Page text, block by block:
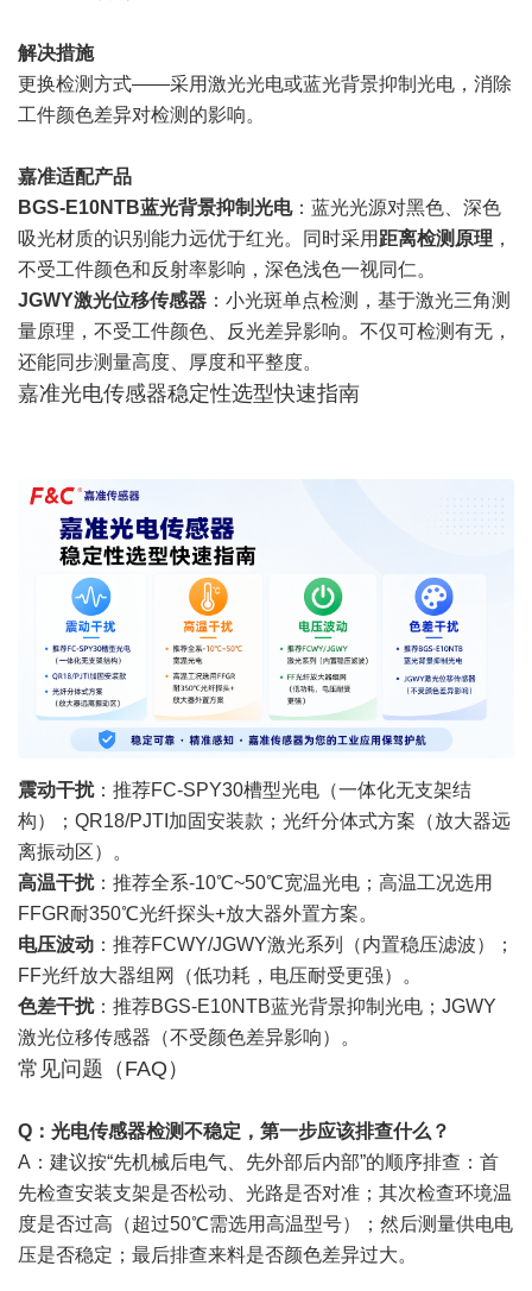
解决措施
更换检测方式——采用激光光电或蓝光背景抑制光电，消除
工件颜色差异对检测的影响。
嘉准适配产品
BGS-E10NTB蓝光背景抑制光电：蓝光光源对黑色、深色
吸光材质的识别能力远优于红光。同时采用 距离检测原理 ，
不受工件颜色和反射率影响，深色浅色一视同仁。
JGWY激光位移传感器 ：小光斑单点检测，基于激光三角测
量原理，不受工件颜色、反光差异影响。不仅可检测有无，
还能同步测量高度、厚度和平整度。
嘉准光电传感器稳定性选型快速指南
震动干扰：推荐FC-SPY30槽型光电（一体化无支架结
构）；QR18/PJTI加固安装款；光纤分体式方案（放大器远
离振动区）。
高温干扰：推荐全系-10℃~50℃宽温光电；高温工况选用
FFGR耐350℃光纤探头+放大器外置方案。
电压波动 ：推荐FCWY/JGWY激光系列（内置稳压滤波）；
FF光纤放大器组网（低功耗，电压耐受更强）。
色差干扰：推荐BGS-E10NTB蓝光背景抑制光电；JGWY
激光位移传感器（不受颜色差异影响）。
常见问题（FAQ）
Q：光电传感器检测不稳定，第一步应该排查什么？
A：建议按“先机械后电气、先外部后内部”的顺序排查：首
先检查安装支架是否松动、光路是否对准；其次检查环境温
度是否过高（超过50℃需选用高温型号）；然后测量供电电
压是否稳定；最后排查来料是否颜色差异过大。